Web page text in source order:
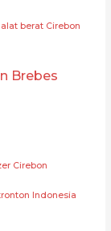
berat Cirebon
Brebes
Cirebon
Indonesia